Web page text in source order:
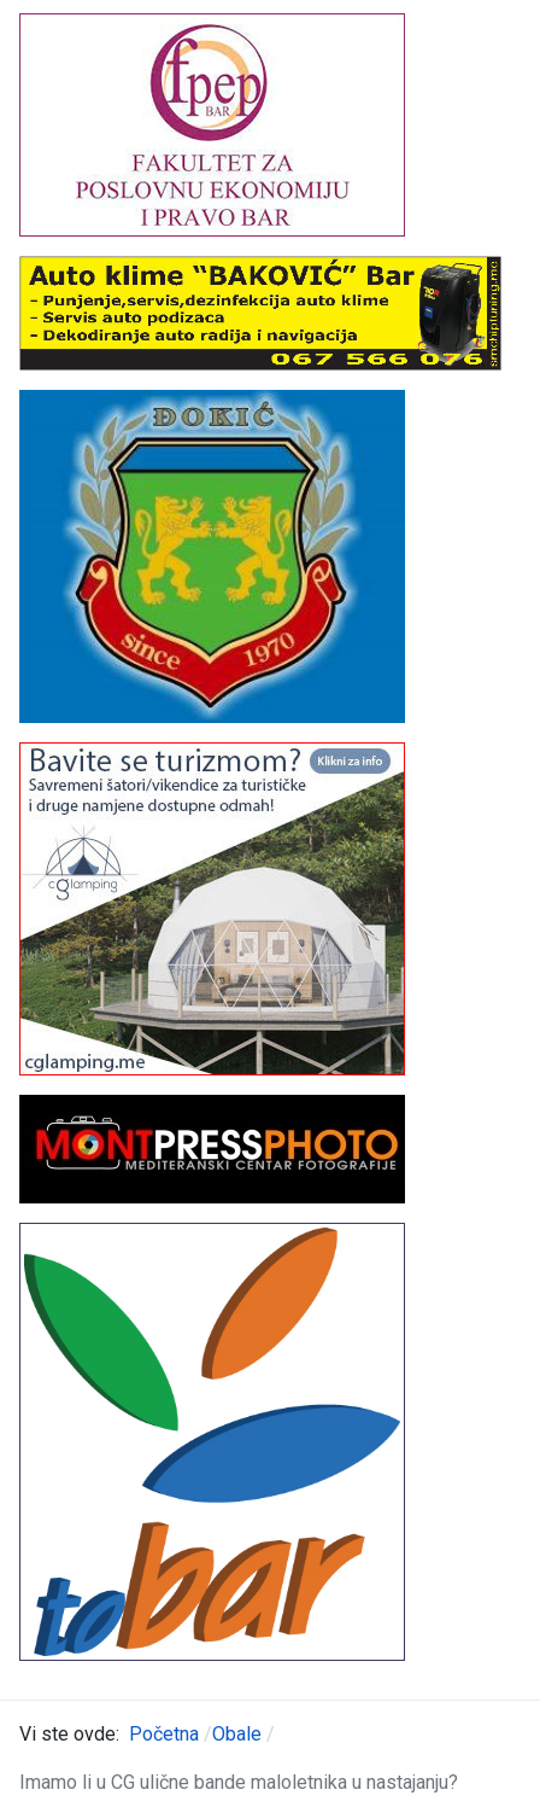
Vi ste ovde: Početna Obale
Imamo li u CG ulične bande maloletnika u nastajanju?